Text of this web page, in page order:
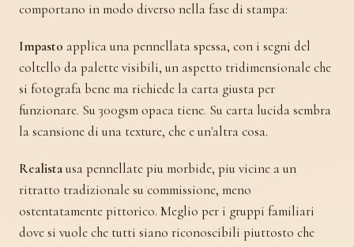
comportano in modo diverso nella fase di stampa:
Impasto applica una pennellata spessa, con i segni del
coltello da palette visibili, un aspetto tridimensionale che
si fotografa bene ma richiede la carta giusta per
funzionare. Su 300gsm opaca tiene. Su carta lucida sembra
la scansione di una texture, che e un'altra cosa.
Realistausa pennellate piu morbide, piu vicine a un
ritratto tradizionale su commissione, meno
ostentatamente pittorico. Meglio per i gruppi familiari
dove si vuole che tutti siano riconoscibili piuttosto che